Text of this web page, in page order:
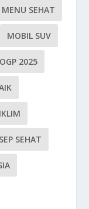
MENU SEHAT
MOBIL SUV
2025
SEHAT